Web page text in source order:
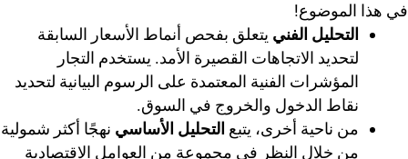
في هذا الموضوع!
التحليل الفني يتعلق بفحص أنماط الأسعار السابقة
لتحديد الاتجاهات القصيرة الأمد. يستخدم التجار
المؤشرات الفنية المعتمدة على الرسوم البيانية لتحديد
نقاط الدخول والخروج في السوق.
من ناحية أخرى، يتبع التحليل الأساسي نهجًا أكثر شمولية
من خلال النظر في مجموعة من العوامل الاقتصادية